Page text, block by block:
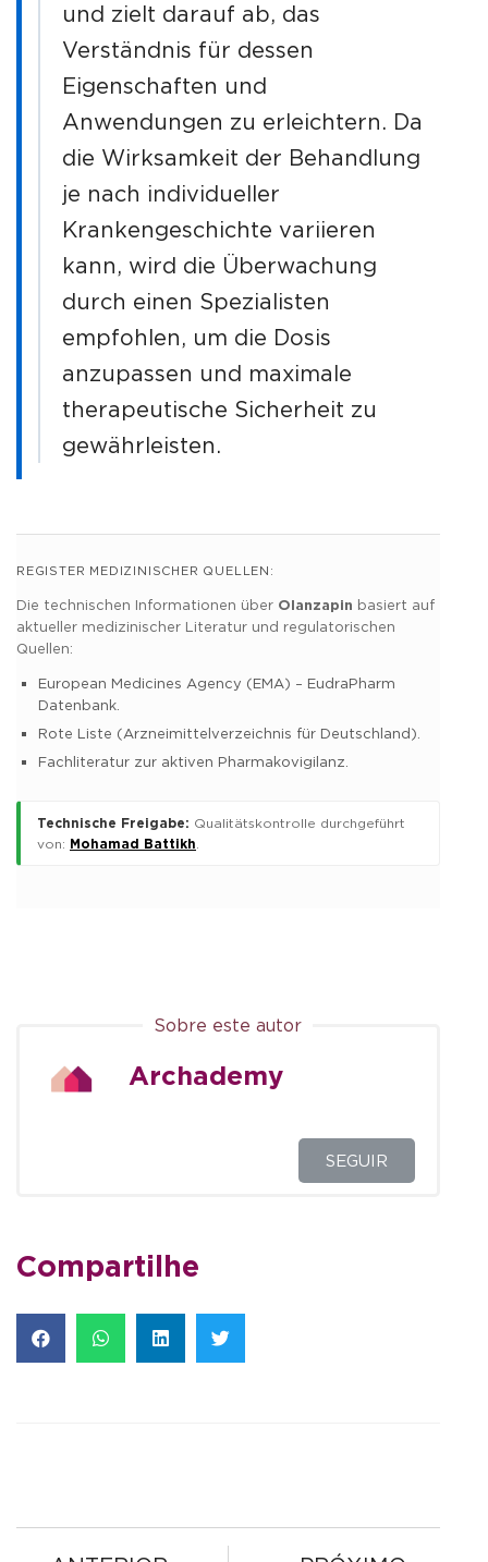
und zielt darauf ab, das
Verständnis für dessen
Eigenschaften und
Anwendungen zu erleichtern. Da
die Wirksamkeit der Behandlung
je nach individueller
Krankengeschichte variieren
kann, wird die Überwachung
durch einen Spezialisten
empfohlen, um die Dosis
anzupassen und maximale
therapeutische Sicherheit zu
gewährleisten.
REGISTER MEDIZINISCHER QUELLEN:
Die technischen Informationen über Olanzapin basiert auf
aktueller medizinischer Literatur und regulatorischen
Quellen:
European Medicines Agency (EMA) – EudraPharm
Datenbank.
Rote Liste (Arzneimittelverzeichnis für Deutschland).
Fachliteratur zur aktiven Pharmakovigilanz.
Technische Freigabe: Qualitätskontrolle durchgeführt
von: Mohamad Battikh
Sobre este autor
Archademy
SEGUIR
Compartilhe